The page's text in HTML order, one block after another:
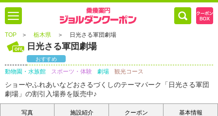
TOP ＞ 栃木県 ＞ 日光さる軍団劇場
日光さる軍団劇場
おすすめ
動物園・水族館 スポーツ・体験 劇場 観光コース
ショーやふれあいなどおさるづくしのテーマパーク「日光さる軍団
劇場」の割引入場券を販売中♪
写真 施設紹介 クーポン 基本情報